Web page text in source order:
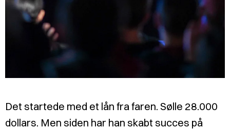
Det startede med et lån fra faren. Sølle 28.000
dollars. Men siden har han skabt succes på